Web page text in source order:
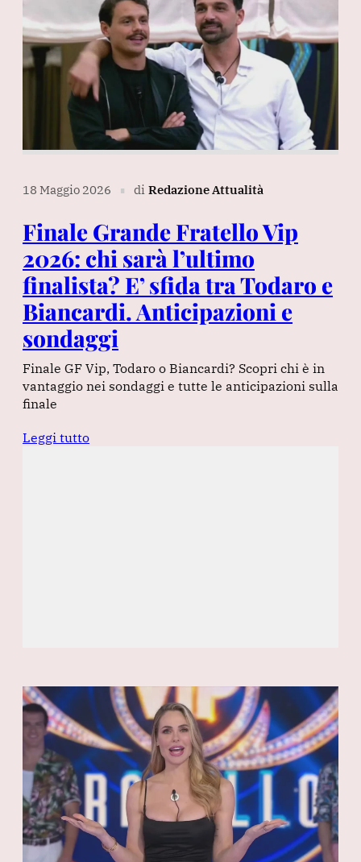
18 Maggio 2026 ∎ di Redazione Attualità
Finale Grande Fratello Vip
2026: chi sarà l’ultimo
finalista? E’ sfida tra Todaro e
Biancardi. Anticipazioni e
sondaggi
Finale GF Vip, Todaro o Biancardi? Scopri chi è in
vantaggio nei sondaggi e tutte le anticipazioni sulla
finale
Leggi tutto